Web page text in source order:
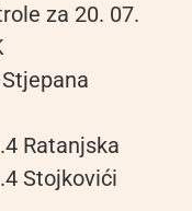
za 20. 07.
Ratanjska
Stojkovići